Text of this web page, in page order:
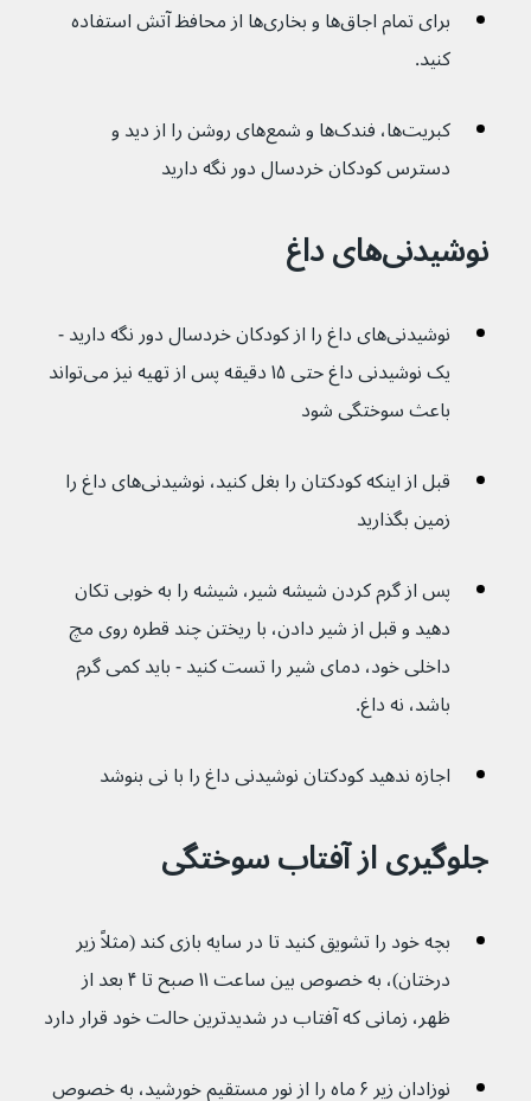
برای تمام اجاق‌ها و بخاری‌ها از محافظ آتش استفاده
کنید.
کبریت‌ها، فندک‌ها و شمع‌های روشن را از دید و
دسترس کودکان خردسال دور نگه دارید
نوشیدنی‌های داغ
نوشیدنی‌های داغ را از کودکان خردسال دور نگه دارید -
یک نوشیدنی داغ حتی ۱۵ دقیقه پس از تهیه نیز می‌تواند
باعث سوختگی شود
قبل از اینکه کودکتان را بغل کنید، نوشیدنی‌های داغ را
زمین بگذارید
پس از گرم کردن شیشه شیر، شیشه را به خوبی تکان
دهید و قبل از شیر دادن، با ریختن چند قطره روی مچ
داخلی خود، دمای شیر را تست کنید - باید کمی گرم
باشد، نه داغ.
اجازه ندهید کودکتان نوشیدنی داغ را با نی بنوشد
جلوگیری از آفتاب سوختگی
بچه خود را تشویق کنید تا در سایه بازی کند (مثلاً زیر
درختان)، به خصوص بین ساعت ۱۱ صبح تا ۴ بعد از
ظهر، زمانی که آفتاب در شدیدترین حالت خود قرار دارد
نوزادان زیر ۶ ماه را از نور مستقیم خورشید، به خصوص